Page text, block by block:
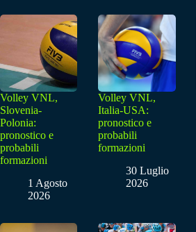
Volley VNL,
Slovenia-
Polonia:
pronostico e
probabili
formazioni
1 Agosto
2026
Volley VNL,
Italia-USA:
pronostico e
probabili
formazioni
30 Luglio
2026